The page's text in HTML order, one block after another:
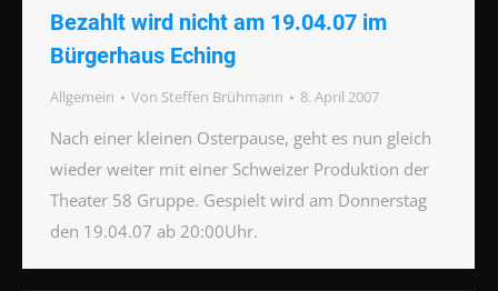
Bezahlt wird nicht am 19.04.07 im
Bürgerhaus Eching
Allgemein Von Steffen Brühmann 8. April 2007
Nach einer kleinen Osterpause, geht es nun gleich
wieder weiter mit einer Schweizer Produktion der
Theater 58 Gruppe. Gespielt wird am Donnerstag
den 19.04.07 ab 20:00Uhr.